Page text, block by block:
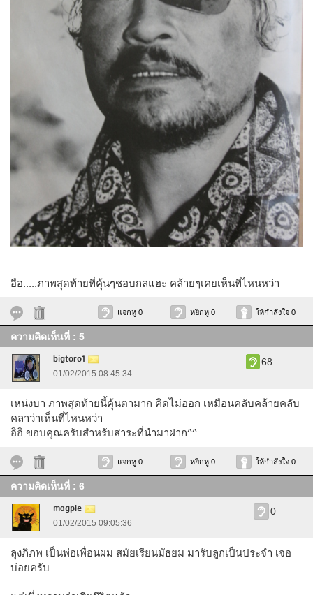
อือ.....ภาพสุดท้ายที่คุ้นๆชอบกลแฮะ คล้ายๆเคยเห็นที่ไหนหว่า
แจกหู 0 หยิกหู 0 ให้กำลังใจ 0
ความคิดเห็นที่ : 5
bigtoro1
01/02/2015 08:45:34
68
เหน่งบา ภาพสุดท้ายนี้คุ้นตามาก คิดไม่ออก เหมือนคลับคล้ายคลับ
คลาว่าเห็นที่ไหนหว่า
อิอิ ขอบคุณครับสำหรับสาระที่นำมาฝาก^^
แจกหู 0 หยิกหู 0 ให้กำลังใจ 0
ความคิดเห็นที่ : 6
magpie
01/02/2015 09:05:36
0
ลุงภิภพ เป็นพ่อเพื่อนผม สมัยเรียนมัธยม มารับลูกเป็นประจำ เจอ
บ่อยครับ